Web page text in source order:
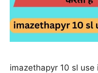
imazethapyr 10 sl use